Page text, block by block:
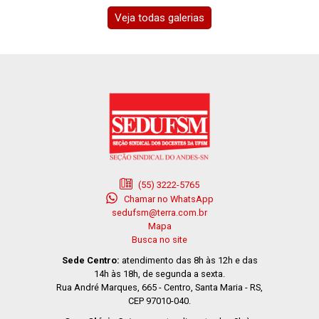
Veja todas galerias
(55) 3222-5765
Chamar no WhatsApp
sedufsm@terra.com.br
Mapa
Busca no site
Sede Centro: atendimento das 8h às 12h e das
14h às 18h, de segunda a sexta.
Rua André Marques, 665 - Centro, Santa Maria - RS,
CEP 97010-040.